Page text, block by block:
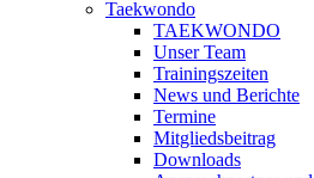
Taekwondo
TAEKWONDO
Unser Team
Trainingszeiten
News und Berichte
Termine
Mitgliedsbeitrag
Downloads